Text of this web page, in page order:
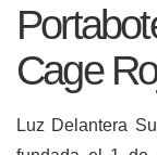
Cage
Luz Delantera